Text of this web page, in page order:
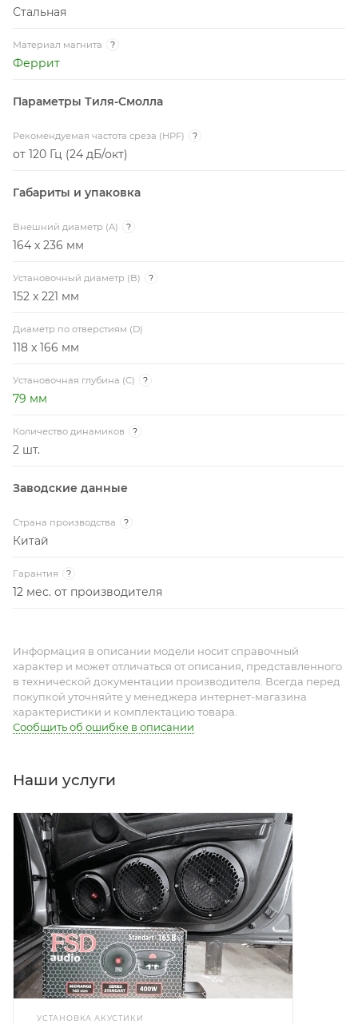
Стальная
Материал магнита ?
Феррит
Параметры Тиля-Смолла
Рекомендуемая частота среза (HPF) ?
от 120 Гц (24 дБ/окт)
Габариты и упаковка
Внешний диаметр (A) ?
164 x 236 мм
Установочный диаметр (B) ?
152 x 221 мм
Диаметр по отверстиям (D)
118 x 166 мм
Установочная глубина (C) ?
79 мм
Количество динамиков ?
2 шт.
Заводские данные
Страна производства ?
Китай
Гарантия ?
12 мес. от производителя
Информация в описании модели носит справочный
характер и может отличаться от описания, представленного
в технической документации производителя. Всегда перед
покупкой уточняйте у менеджера интернет-магазина
характеристики и комплектацию товара.
Сообщить об ошибке в описании
Наши услуги
УСТАНОВКА АКУСТИКИ